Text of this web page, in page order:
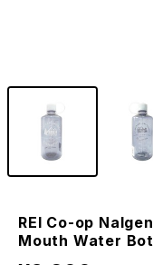
REI Co-op
Mouth Water